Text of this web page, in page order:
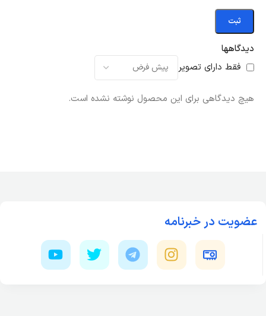
دیدگاهها
فقط دارای تصویر
هیچ دیدگاهی برای این محصول نوشته نشده است.
عضویت در خبرنامه